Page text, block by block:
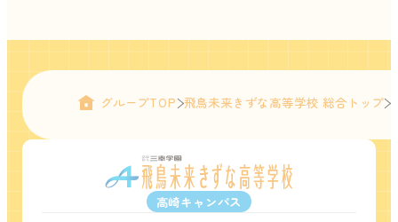
グループTOP 飛鳥未来きずな高等学校 総合トップ
高崎キャンパス